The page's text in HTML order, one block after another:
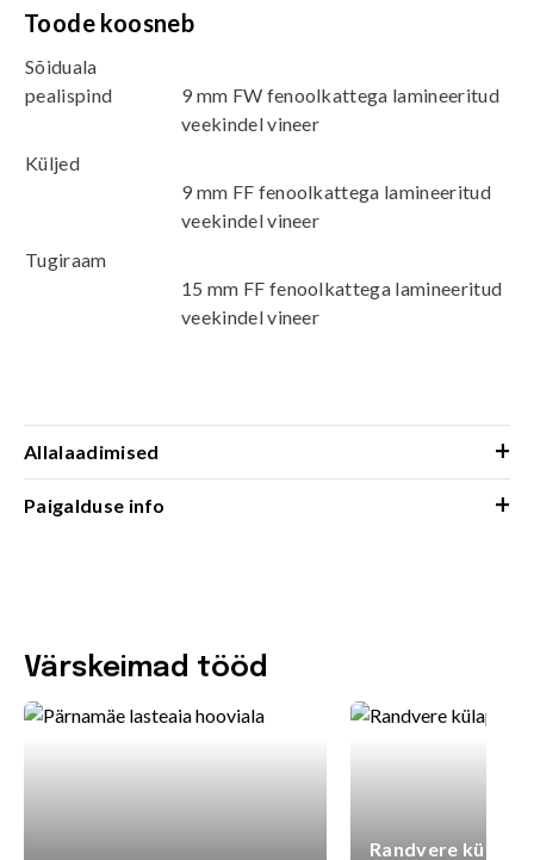
Toode koosneb
Sõiduala
pealispind
9 mm FW fenoolkattega lamineeritud
veekindel vineer
Küljed
9 mm FF fenoolkattega lamineeritud
veekindel vineer
Tugiraam
15 mm FF fenoolkattega lamineeritud
veekindel vineer
Allalaadimised +
Paigalduse info +
Värskeimad tööd
Randvere